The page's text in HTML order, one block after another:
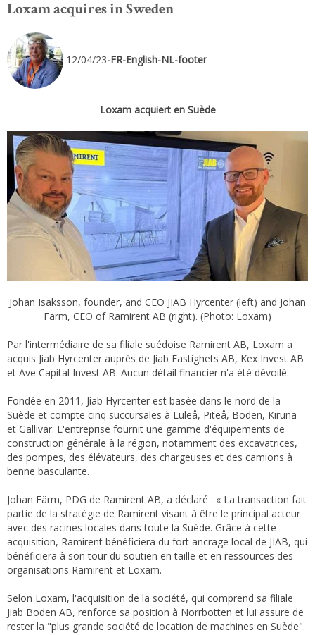
Loxam acquires in Sweden
12/04/23-FR-English-NL-footer
Loxam acquiert en Suède
Johan Isaksson, founder, and CEO JIAB Hyrcenter (left) and Johan
Färm, CEO of Ramirent AB (right). (Photo: Loxam)
Par l'intermédiaire de sa filiale suédoise Ramirent AB, Loxam a
acquis Jiab Hyrcenter auprès de Jiab Fastighets AB, Kex Invest AB
et Ave Capital Invest AB. Aucun détail financier n'a été dévoilé.
Fondée en 2011, Jiab Hyrcenter est basée dans le nord de la
Suède et compte cinq succursales à Luleå, Piteå, Boden, Kiruna
et Gällivar. L'entreprise fournit une gamme d'équipements de
construction générale à la région, notamment des excavatrices,
des pompes, des élévateurs, des chargeuses et des camions à
benne basculante.
Johan Färm, PDG de Ramirent AB, a déclaré : « La transaction fait
partie de la stratégie de Ramirent visant à être le principal acteur
avec des racines locales dans toute la Suède. Grâce à cette
acquisition, Ramirent bénéficiera du fort ancrage local de JIAB, qui
bénéficiera à son tour du soutien en taille et en ressources des
organisations Ramirent et Loxam.
Selon Loxam, l'acquisition de la société, qui comprend sa filiale
Jiab Boden AB, renforce sa position à Norrbotten et lui assure de
rester la "plus grande société de location de machines en Suède".